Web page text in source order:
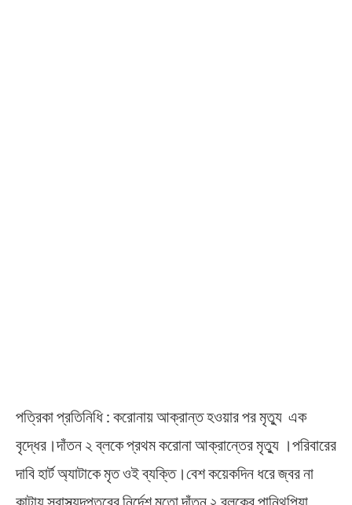
পত্রিকা প্রতিনিধি : করোনায় আক্রান্ত হওয়ার পর মৃত্যু এক
বৃদ্ধের।দাঁতন ২ ব্লকে প্রথম করোনা আক্রান্তের মৃত্যু ।পরিবারের
দাবি হার্ট অ্যাটাকে মৃত ওই ব্যক্তি।বেশ কয়েকদিন ধরে জ্বর না
কাটায় স্বাস্থ্যদপ্তরের নির্দেশ মতো দাঁতন ২ ব্লকের পানিথুপিয়া